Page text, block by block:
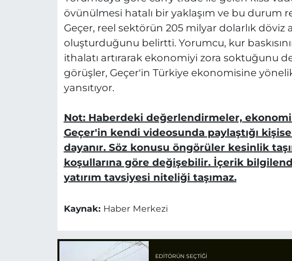
övünülmesi hatalı bir yaklaşım ve bu durum
Geçer, reel sektörün 205 milyar dolarlık döviz
oluşturduğunu belirtti. Yorumcu, kur
ithalatı artırarak ekonomiyi zora soktuğunu
görüşler, Geçer'in Türkiye ekonomisine
yansıtıyor.
Not: Haberdeki değerlendirmeler,
Geçer'in kendi videosunda paylaştığı
dayanır. Söz konusu öngörüler kesinlik
koşullarına göre değişebilir. İçerik
yatırım tavsiyesi niteliği taşımaz.
Kaynak: Haber Merkezi
EDITÖRÜN SEÇTIĞI